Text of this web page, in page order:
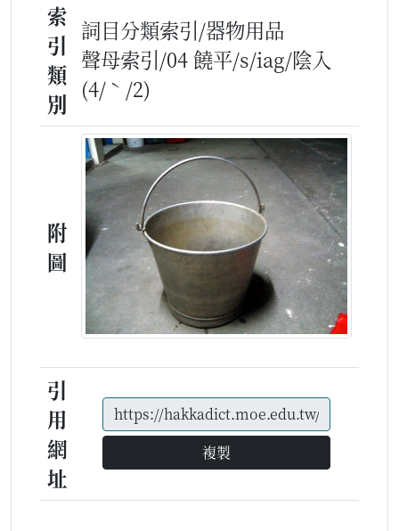
索
引
類
別
詞目分類索引/器物用品
聲母索引/04 饒平/s/iag/陰入
(4/ˋ/2)
附
圖
引
用
網
址
複製